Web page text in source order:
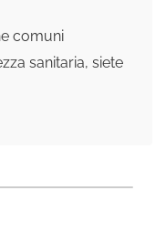
comuni
sanitaria, siete